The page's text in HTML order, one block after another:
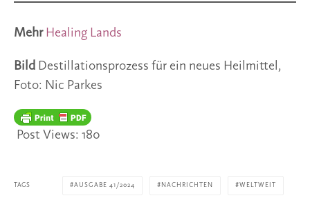
Mehr Healing Lands
Bild Destillationsprozess für ein neues Heilmittel,
Foto: Nic Parkes
Post Views: 180
TAGS AUSGABE 41/2024 NACHRICHTEN WELTWEIT